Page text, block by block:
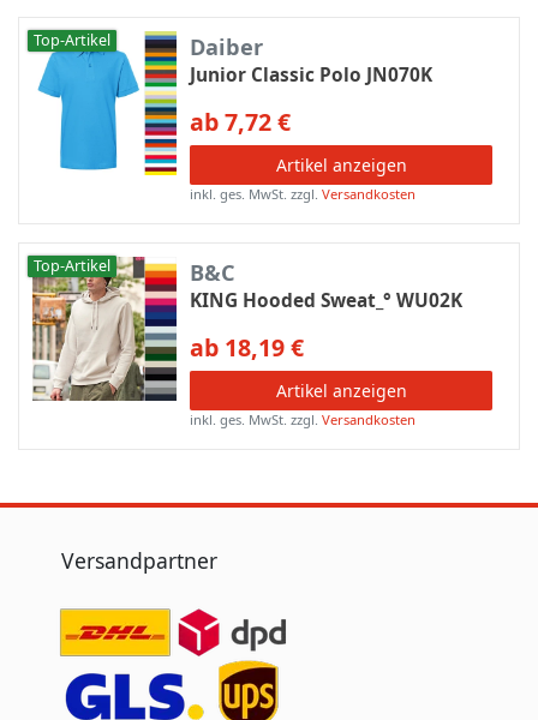
Top-Artikel Daiber
Junior Classic Polo JN070K
ab 7,72 €
Artikel anzeigen
inkl. ges. MwSt. zzgl.Versandkosten
Top-Artikel B&C
KING Hooded Sweat_° WU02K
ab 18,19 €
Artikel anzeigen
inkl. ges. MwSt. zzgl.Versandkosten
Versandpartner